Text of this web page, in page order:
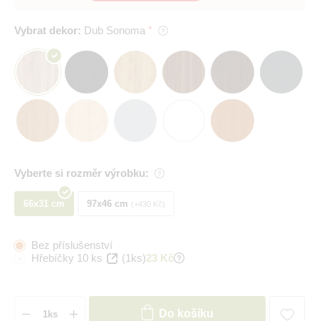
Vybrat dekor: Dub Sonoma
Vyberte si rozměr výrobku:
66x31 cm 97x46 cm +430 Kč
Bez příslušenství
Hřebíčky 10 ks
(1ks)23 Kč
Do košíku